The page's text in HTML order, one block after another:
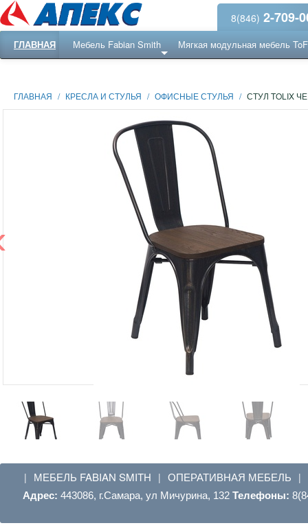
8(846) 2-709-
ГЛАВНАЯ Мебель Fabian Smith Мягкая модульная мебель
ГЛАВНАЯ / КРЕСЛА И СТУЛЬЯ / ОФИСНЫЕ СТУЛЬЯ / СТУЛ TOLIX
| МЕБЕЛЬ FABIAN SMITH | ОПЕРАТИВНАЯ МЕБЕЛЬ |
Адрес: 443086, г.Самара, ул Мичурина, 132 Телефоны: